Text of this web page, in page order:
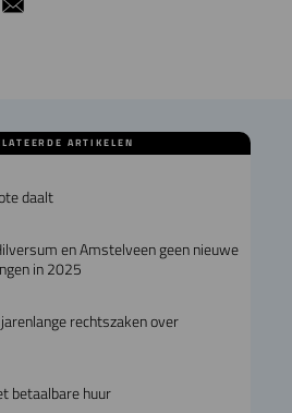
ARTIKELEN
daalt
en Amstelveen geen nieuwe
in 2025
rechtszaken over
betaalbare huur